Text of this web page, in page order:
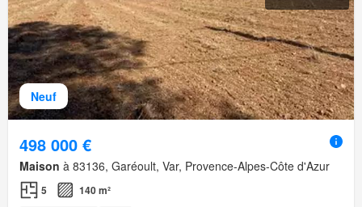
Neuf
498 000 €
Maison à 83136, Garéoult, Var, Provence-Alpes-Côte d'Azur
5 140 m²